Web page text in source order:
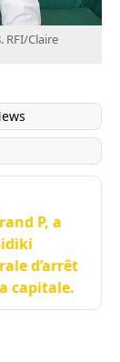
RFI/Claire
P, a
d’arrêt
capitale.